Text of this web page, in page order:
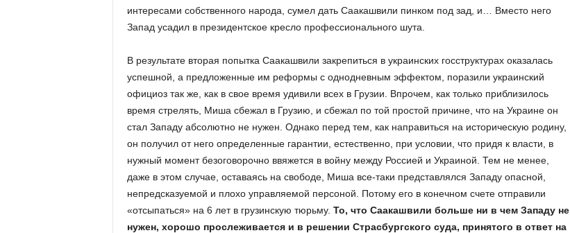
интересами собственного народа, сумел дать Саакашвили пинком под зад, и… Вместо него
Запад усадил в президентское кресло профессионального шута.
В результате вторая попытка Саакашвили закрепиться в украинских госструктурах оказалась
успешной, а предложенные им реформы с однодневным эффектом, поразили украинский
официоз так же, как в свое время удивили всех в Грузии. Впрочем, как только приблизилось
время стрелять, Миша сбежал в Грузию, и сбежал по той простой причине, что на Украине он
стал Западу абсолютно не нужен. Однако перед тем, как направиться на историческую родину,
он получил от него определенные гарантии, естественно, при условии, что придя к власти, в
нужный момент безоговорочно ввяжется в войну между Россией и Украиной. Тем не менее,
даже в этом случае, оставаясь на свободе, Миша все-таки представлялся Западу опасной,
непредсказуемой и плохо управляемой персоной. Потому его в конечном счете отправили
«отсыпаться» на 6 лет в грузинскую тюрьму. То, что Саакашвили больше ни в чем Западу не
нужен, хорошо прослеживается и в решении Страсбургского суда, принятого в ответ на